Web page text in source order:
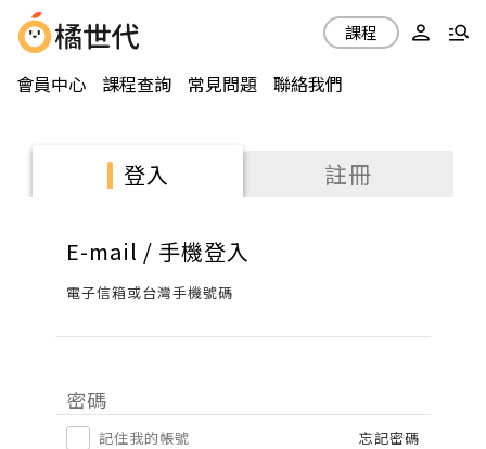
會員中心 課程查詢 常見問題 聯絡我們
課程
登入 註冊
E-mail / 手機登入
電子信箱或台灣手機號碼
密碼
記住我的帳號
忘記密碼